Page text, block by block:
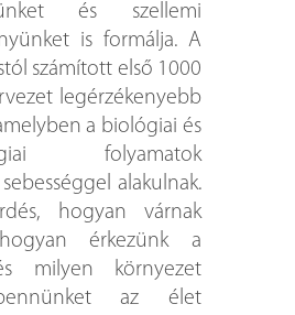
és szellemi
is formálja. A
számított első 1000
legérzékenyebb
a biológiai és
folyamatok
alakulnak.
hogyan várnak
érkezünk a
milyen környezet
az élet